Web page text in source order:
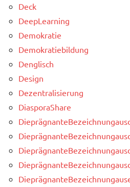
Deck
DeepLearning
Demokratie
Demokratiebildung
Denglisch
Design
Dezentralisierung
DiasporaShare